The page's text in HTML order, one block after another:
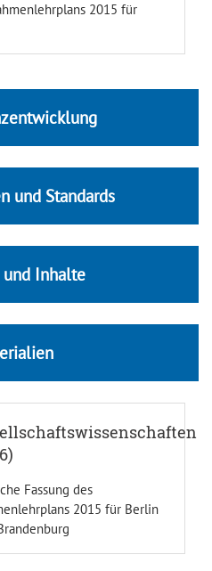
2015 für
und Standards
Inhalte
Fassung des
2015 für Berlin